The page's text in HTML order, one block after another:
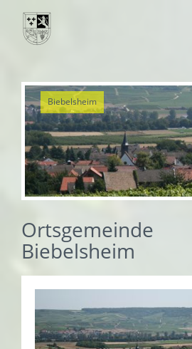
Nachrichten
Leben
Verwaltung
Tourismus
Gemeinden
Biebelsheim
Ortsgemeinde
Biebelsheim